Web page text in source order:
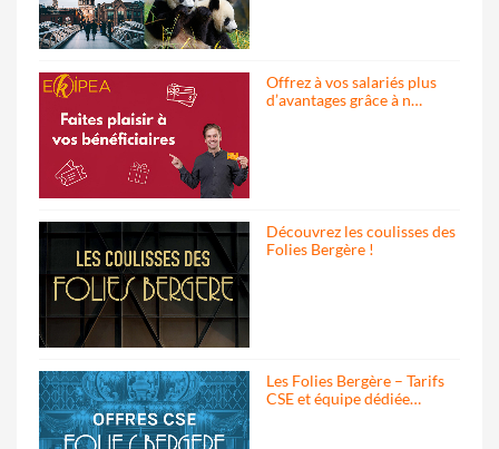
Offrez à vos salariés plus
d’avantages grâce à n…
Découvrez les coulisses des
Folies Bergère !
Les Folies Bergère – Tarifs
CSE et équipe dédiée…